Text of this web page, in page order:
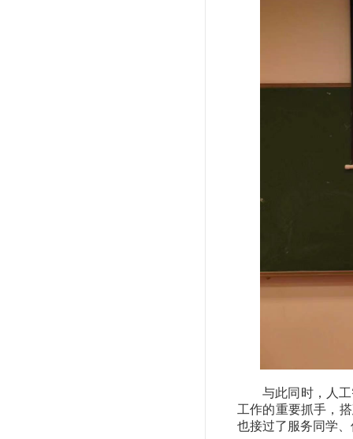
与此同时，人
工作的重要抓手，
也接过了服务同学